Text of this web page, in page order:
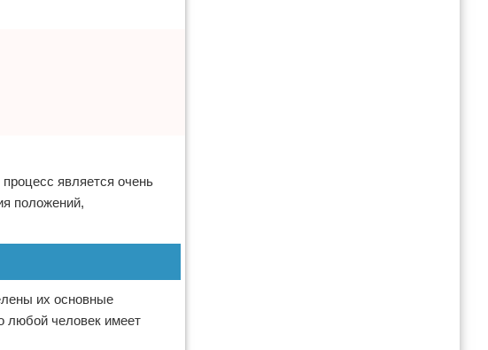
является очень
положений,
их основные
любой человек имеет